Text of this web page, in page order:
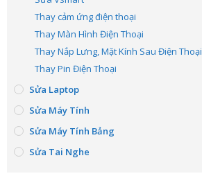
Thay cảm ứng điện thoại
Thay Màn Hình Điện Thoại
Thay Nắp Lưng, Mặt Kính Sau Điện Thoại
Thay Pin Điện Thoại
Sửa Laptop
Sửa Máy Tính
Sửa Máy Tính Bảng
Sửa Tai Nghe